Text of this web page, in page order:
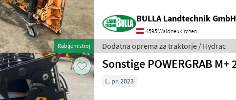
Rabljeni stroj
BULLA Landtechnik GmbH
4595 Waldneukirchen
Dodatna oprema za traktorje / Hydrac
L. pr. 2023